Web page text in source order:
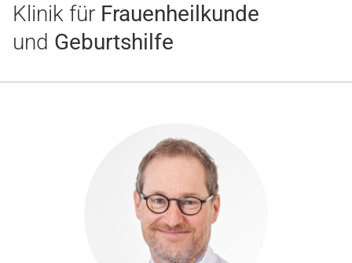
Notaufnahme
Anreise
Klinik für Frauenheilkunde
und Geburtshilfe